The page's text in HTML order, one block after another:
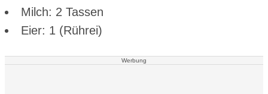
Milch: 2 Tassen
Eier: 1 (Rührei)
Werbung